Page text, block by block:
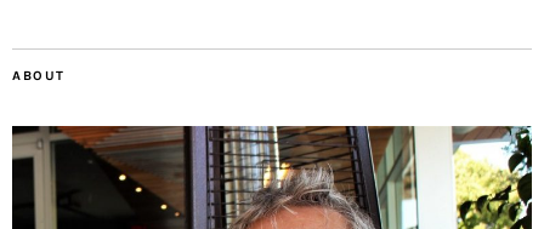
ABOUT